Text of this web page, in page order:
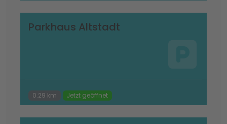
Parkhaus Altstadt
0.29 km Jetzt geöffnet